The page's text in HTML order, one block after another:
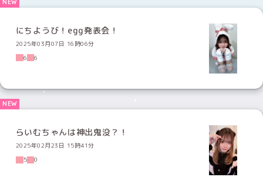
にちようび！egg発表会！
2025年03月07日 16時06分
6
6
らいむちゃんは神出鬼没？！
2025年02月23日 15時41分
5
0